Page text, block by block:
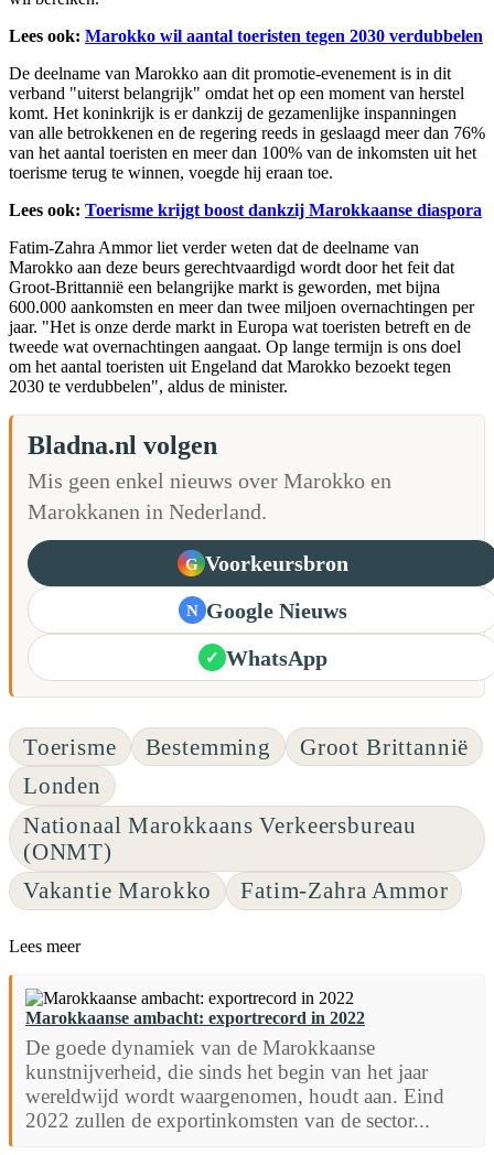
Lees ook: Marokko wil aantal toeristen tegen 2030 verdubbelen
De deelname van Marokko aan dit promotie-evenement is in dit
verband "uiterst belangrijk" omdat het op een moment van herstel
komt. Het koninkrijk is er dankzij de gezamenlijke inspanningen
van alle betrokkenen en de regering reeds in geslaagd meer dan 76%
van het aantal toeristen en meer dan 100% van de inkomsten uit het
toerisme terug te winnen, voegde hij eraan toe.
Lees ook: Toerisme krijgt boost dankzij Marokkaanse diaspora
Fatim-Zahra Ammor liet verder weten dat de deelname van
Marokko aan deze beurs gerechtvaardigd wordt door het feit dat
Groot-Brittannië een belangrijke markt is geworden, met bijna
600.000 aankomsten en meer dan twee miljoen overnachtingen per
jaar. "Het is onze derde markt in Europa wat toeristen betreft en de
tweede wat overnachtingen aangaat. Op lange termijn is ons doel
om het aantal toeristen uit Engeland dat Marokko bezoekt tegen
2030 te verdubbelen", aldus de minister.
Bladna.nl volgen
Mis geen enkel nieuws over Marokko en
Marokkanen in Nederland.
G Voorkeursbron
N Google Nieuws
✓ WhatsApp
Toerisme Bestemming
Groot Brittannië
Londen
Nationaal Marokkaans Verkeersbureau
(ONMT)
Vakantie Marokko
Fatim-Zahra Ammor
Lees meer
Marokkaanse ambacht: exportrecord in 2022
De goede dynamiek van de Marokkaanse
kunstnijverheid, die sinds het begin van het jaar
wereldwijd wordt waargenomen, houdt aan. Eind
2022 zullen de exportinkomsten van de sector...